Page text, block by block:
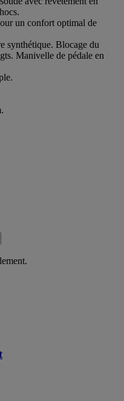
un confort optimal de
synthétique. Blocage du
Manivelle de pédale en